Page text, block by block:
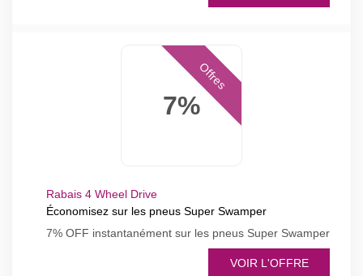
7%
Offres
Rabais 4 Wheel Drive
Économisez sur les pneus Super Swamper
7% OFF instantanément sur les pneus Super Swamper
VOIR L'OFFRE